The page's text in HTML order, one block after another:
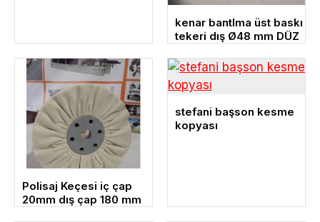
kenar bantlma üst baskı
tekeri dış Ø48 mm DÜZ
Polisaj Keçesi iç çap
20mm dış çap 180 mm
stefani başson kesme
kopyası